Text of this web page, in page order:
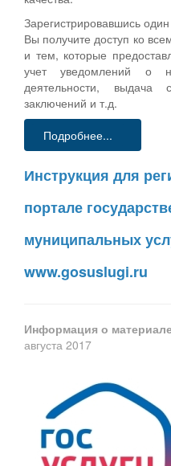
Зарегистрировавшись
Вы получите доступ ко
и тем, которые
учет уведомлений о
деятельности, выдача
заключений и т.д.
Подробнее...
Инструкция для
портале
муниципальных
www.gosuslugi.ru
Информация о
августа 2017